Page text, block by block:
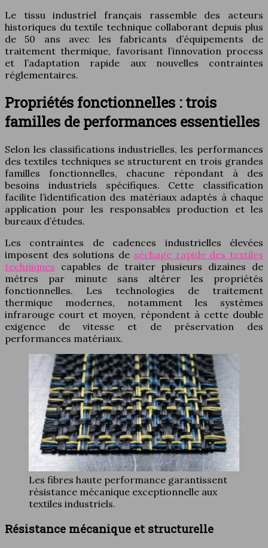
Le tissu industriel français rassemble des acteurs
historiques du textile technique collaborant depuis plus
de 50 ans avec les fabricants d’équipements de
traitement thermique, favorisant l’innovation process
et l’adaptation rapide aux nouvelles contraintes
réglementaires.
Propriétés fonctionnelles : trois
familles de performances essentielles
Selon les classifications industrielles, les performances
des textiles techniques se structurent en trois grandes
familles fonctionnelles, chacune répondant à des
besoins industriels spécifiques. Cette classification
facilite l’identification des matériaux adaptés à chaque
application pour les responsables production et les
bureaux d’études.
Les contraintes de cadences industrielles élevées
imposent des solutions de séchage rapide des textiles
techniques capables de traiter plusieurs dizaines de
mètres par minute sans altérer les propriétés
fonctionnelles. Les technologies de traitement
thermique modernes, notamment les systèmes
infrarouge court et moyen, répondent à cette double
exigence de vitesse et de préservation des
performances matériaux.
Les fibres haute performance garantissent
résistance mécanique exceptionnelle aux
textiles industriels.
Résistance mécanique et structurelle